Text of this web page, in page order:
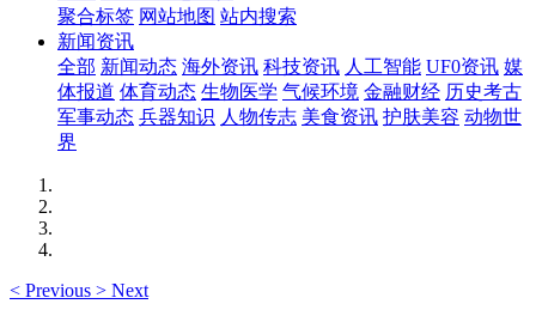
聚合标签 网站地图 站内搜索
新闻资讯
全部 新闻动态 海外资讯 科技资讯 人工智能 UF0资讯 媒
体报道 体育动态 生物医学 气候环境 金融财经 历史考古
军事动态 兵器知识 人物传志 美食资讯 护肤美容 动物世
界
< Previous > Next